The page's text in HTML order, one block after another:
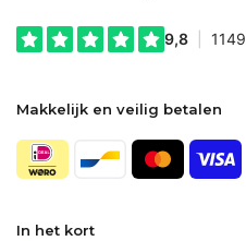
Makkelijk en veilig betalen
In het kort